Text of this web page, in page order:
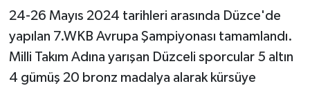
24-26 Mayıs 2024 tarihleri arasında Düzce'de
yapılan 7.WKB Avrupa Şampiyonası tamamlandı.
Milli Takım Adına yarışan Düzceli sporcular 5 altın
4 gümüş 20 bronz madalya alarak kürsüye